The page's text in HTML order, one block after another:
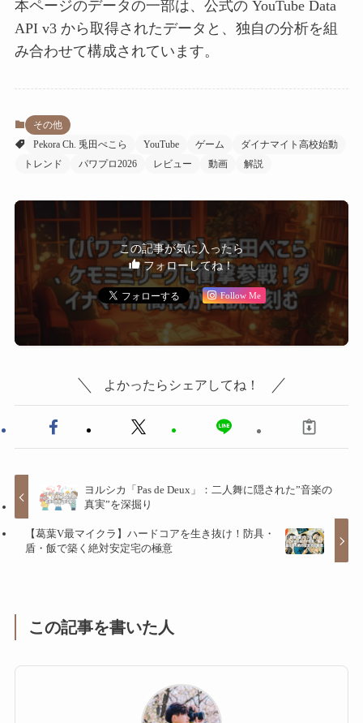
本ページのデータの一部は、公式の YouTube Data
API v3 から取得されたデータと、独自の分析を組
み合わせて構成されています。
その他
Pekora Ch. 兎田ぺこら
YouTube ゲーム
ダイナマイト高校始動
トレンド
パワプロ2026 レビュー 動画 解説
この記事が気に入ったら
フォローしてね！
Follow Me
よかったらシェアしてね！
ヨルシカ「Pas de Deux」：二人舞に隠された”音楽の
真実”を深掘り
【葛葉V最マイクラ】ハードコアを生き抜け！防具・
盾・飯で築く絶対安定宅の極意
この記事を書いた人